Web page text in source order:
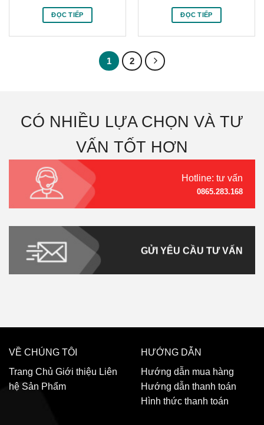
ĐỌC TIẾP ĐỌC TIẾP
1 2
CÓ NHIỀU LỰA CHỌN VÀ TƯ
VẤN TỐT HƠN
Hotline: tư vấn
0865.283.168
GỬI YÊU CẦU TƯ VẤN
VỀ CHÚNG TÔI
Trang Chủ Giới thiệu Liên
hệ Sản Phẩm
HƯỚNG DẪN
Hướng dẫn mua hàng
Hướng dẫn thanh toán
Hình thức thanh toán